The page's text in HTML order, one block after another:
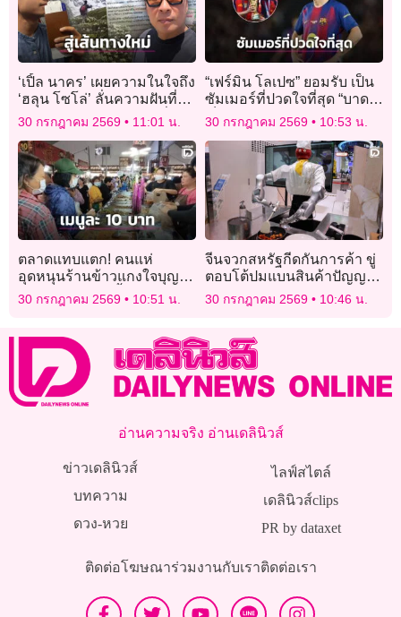
‘เปิ้ล นาคร’ เผยความในใจถึง
‘ฮลุน โซโล่’ ลั่นความฝันที่ได้
ลงมือทำ งดงามกว่าฝันที่ไม่
เคยเริ่ม!
30 กรกฎาคม 2569 11:01 น.
“เฟร์มิน โลเปซ” ยอมรับ เป็น
ซัมเมอร์ที่ปวดใจที่สุด “บาด
เจ็บ-อดไปบอลโลก” จนไม่
กล้าดูสเปนแข่ง
30 กรกฎาคม 2569 10:53 น.
ตลาดแทบแตก! คนแห่
อุดหนุนร้านข้าวแกงใจบุญ
เมนูละ 10 บาท ซื้อได้แบบไม่
30 กรกฎาคม 2569 10:51 น.
จีนจวกสหรัฐกีดกันการค้า ขู่
ตอบโต้ปมแบนสินค้าปัญญา
ประดิษฐ์
30 กรกฎาคม 2569 10:46 น.
อ่านความจริง อ่านเดลินิวส์
ข่าวเดลินิวส์
บทความ
ดวง-หวย
ไลฟ์สไตล์
เดลินิวส์clips
PR by dataxet
ติดต่อโฆษณาร่วมงานกับเราติดต่อเรา